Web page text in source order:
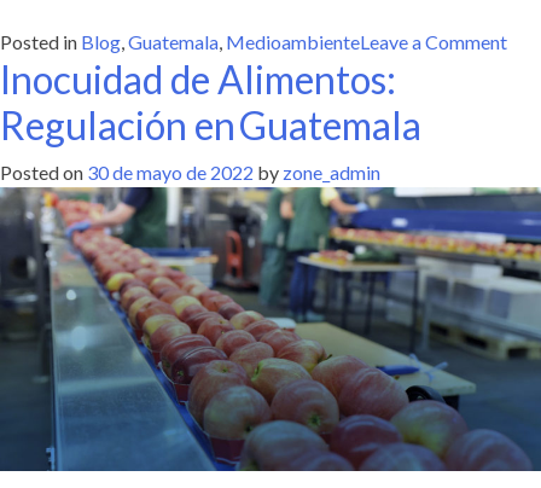
Posted in Blog,Guatemala, MedioambienteLeave a Commenton
un
solo
uso
en
Inocuidad de Alimentos:
Regulación en Guatemala
Posted on 30 de mayo de 2022 by zone_admin